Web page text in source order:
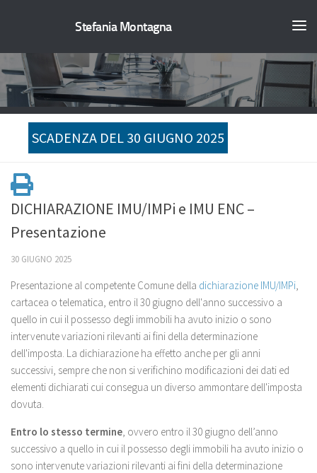
Stefania Montagna
SCADENZA DEL 30 GIUGNO 2025
DICHIARAZIONE IMU/IMPi e IMU ENC –
Presentazione
30 GIUGNO 2025
Presentazione al competente Comune della dichiarazione IMU/IMPi,
cartacea o telematica, entro il 30 giugno dell'anno successivo a
quello in cui il possesso degli immobili ha avuto inizio o sono
intervenute variazioni rilevanti ai fini della determinazione
dell'imposta. La dichiarazione ha effetto anche per gli anni
successivi, sempre che non si verifichino modificazioni dei dati ed
elementi dichiarati cui consegua un diverso ammontare dell'imposta
dovuta.
Entro lo stesso termine, ovvero entro il 30 giugno dell’anno
successivo a quello in cui il possesso degli immobili ha avuto inizio o
sono intervenute variazioni rilevanti ai fini della determinazione